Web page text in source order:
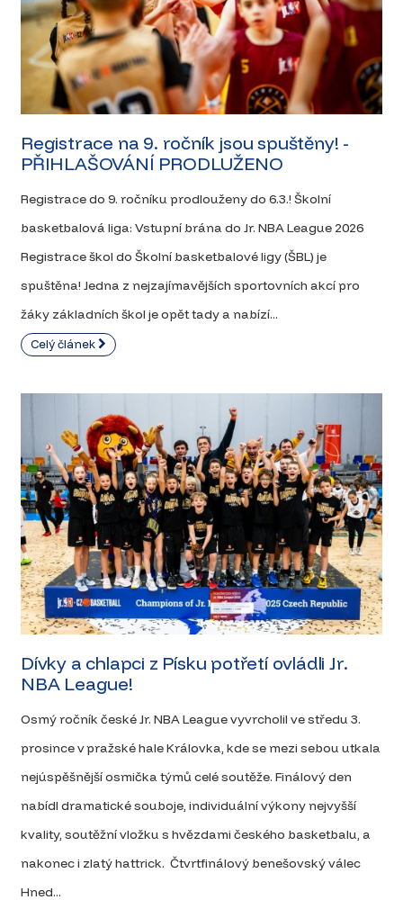
Registrace na 9. ročník jsou spuštěny! -
PŘIHLAŠOVÁNÍ PRODLUŽENO
Registrace do 9. ročníku prodlouženy do 6.3.! Školní
basketbalová liga: Vstupní brána do Jr. NBA League 2026
Registrace škol do Školní basketbalové ligy (ŠBL) je
spuštěna! Jedna z nejzajímavějších sportovních akcí pro
žáky základních škol je opět tady a nabízí...
Celý článek
Dívky a chlapci z Písku potřetí ovládli Jr.
NBA League!
Osmý ročník české Jr. NBA League vyvrcholil ve středu 3.
prosince v pražské hale Královka, kde se mezi sebou utkala
nejúspěšnější osmička týmů celé soutěže. Finálový den
nabídl dramatické souboje, individuální výkony nejvyšší
kvality, soutěžní vložku s hvězdami českého basketbalu, a
nakonec i zlatý hattrick. Čtvrtfinálový benešovský válec
Hned...